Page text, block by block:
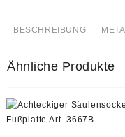
BESCHREIBUNG
Ähnliche Produkte